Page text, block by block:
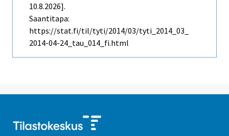
10.8.2026].
Saantitapa:
https://stat.fi/til/tyti/2014/03/tyti_2014_03_
2014-04-24_tau_014_fi.html